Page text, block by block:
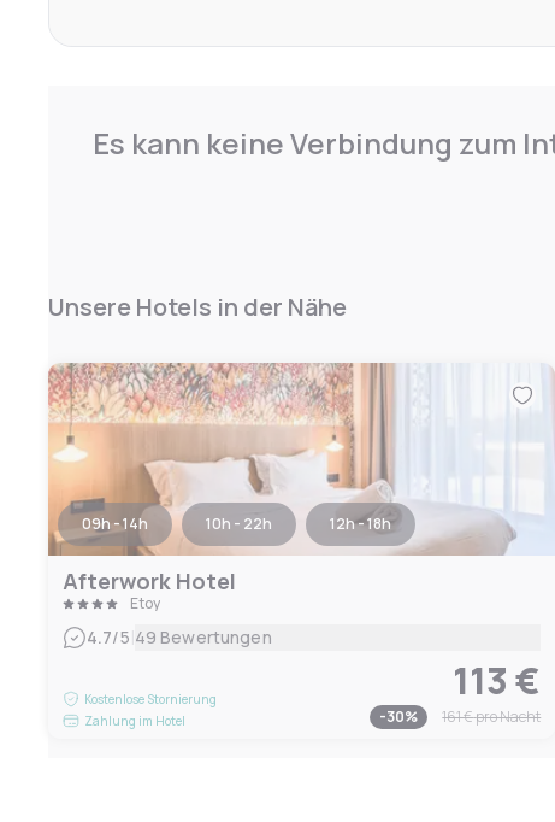
Es kann keine Verbindung zum
Unsere Hotels in der Nähe
09h - 14h 10h - 22h 12h - 18h
Afterwork Hotel
Etoy
4.7/5 49 Bewertungen
Kostenlose Stornierung
Zahlung im Hotel
113 €
-30% 161 €pro Nacht